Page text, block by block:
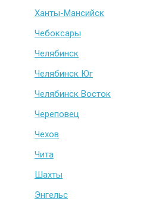
Ханты-Мансийск
Чебоксары
Челябинск
Челябинск Юг
Челябинск Восток
Череповец
Чехов
Чита
Шахты
Энгельс